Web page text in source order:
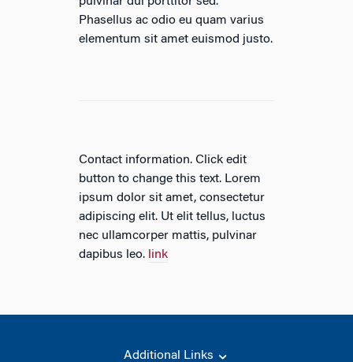
Phasellus ac odio eu quam varius
elementum sit amet euismod justo.
Contact information. Click edit
button to change this text. Lorem
ipsum dolor sit amet, consectetur
adipiscing elit. Ut elit tellus, luctus
nec ullamcorper mattis, pulvinar
dapibus leo. link
Additional Links